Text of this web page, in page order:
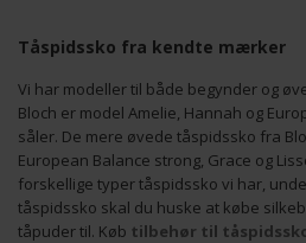
Tåspidssko fra kendte mærker
Vi har modeller til både begynder og
Bloch er model Amelie, Hannah og
såler. De mere øvede tåspidssko fra
European Balance strong, Grace og
forskellige typer tåspidssko vi har,
tåspidssko skal du huske at købe
tåpuder til. Køb tilbehør til